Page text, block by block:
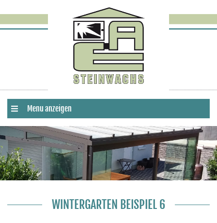
Menu anzeigen
WINTERGARTEN BEISPIEL 6